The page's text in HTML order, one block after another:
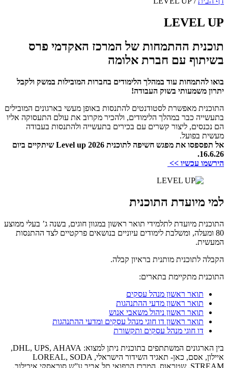
LEVEL UP
תוכנית ההתמחות של המרכז האקדמי פרס
בשיתוף עם חברת אלומה
בואו להתמחות עוד במהלך הלימודים בחברות המובילות במשק ולקבל
יתרון משמעותי בשוק העבודה!
התוכנית מאפשרת לסטודנטים להתנסות באופן מעשי בארגונים המובילים
בתעשייה כבר במהלך הלימודים, ולהכיר מקרוב את עולם התעסוקה אליו
הם נכנסים, ליצור קשרים עם בכירים בתעשייה ולהתנסות בעבודה
מעשית בפועל.
אל תפספסו את מפגש חשיפה לתוכנית Level up 2026 שיתקיים ביום
16.6.26.
הירשמו עכשיו >>
למי מיועדת התוכנית
התוכנית מיועדת לתלמידי תואר ראשון במגוון חוגים, בשנה ג’ בעלי ממוצע
80 ומעלה, ומשלבת לימודים עיוניים בנושאים פרקטיים לצד ההתנסות
המעשית.
הקבלה לתוכנית מותנית בראיון קבלה.
התוכנית מתקיימת בתארים:
תואר ראשון מנהל עסקים
תואר ראשון מדעי ההתנהגות
תואר ראשון ניהול משאבי אנוש
תואר ראשון דו חוגי מנהל עסקים ומדעי ההתנהגות
דו חוגי מנהל עסקים ותקשורת
בין הארגונים המשתתפים בתוכנית ניתן למצוא: DHL, UPS, AHAVA,
איילון, אסם, כאן- תאגיד השידור הישראלי, LOREAL, SODA
STREAM, שטראוס, המרכז הרפואי תל אביב ע”ש סוראסקי איכילוב,